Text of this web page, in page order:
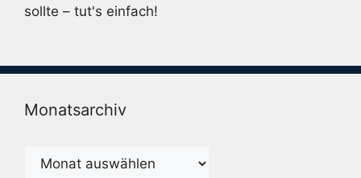
sollte – tut's einfach!
Monatsarchiv
Monatsarchiv